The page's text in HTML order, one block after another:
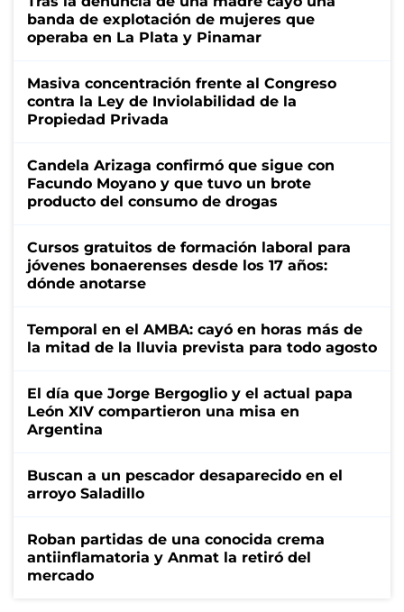
banda de explotación de mujeres que
operaba en La Plata y Pinamar
Masiva concentración frente al Congreso
contra la Ley de Inviolabilidad de la
Propiedad Privada
Candela Arizaga confirmó que sigue con
Facundo Moyano y que tuvo un brote
producto del consumo de drogas
Cursos gratuitos de formación laboral para
jóvenes bonaerenses desde los 17 años:
dónde anotarse
Temporal en el AMBA: cayó en horas más de
la mitad de la lluvia prevista para todo agosto
El día que Jorge Bergoglio y el actual papa
León XIV compartieron una misa en
Argentina
Buscan a un pescador desaparecido en el
arroyo Saladillo
Roban partidas de una conocida crema
antiinflamatoria y Anmat la retiró del
mercado